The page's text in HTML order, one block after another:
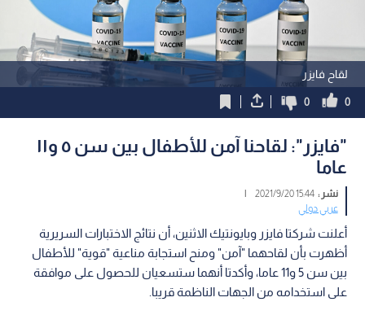
لقاح فايزر
0
0
"فايزر": لقاحنا آمن للأطفال بين سن ٥ و١١
عاما
نشر :15:44 2021/9/20
|
عربي دولي
أعلنت شركتا فايزر وبايونتيك الاثنين، أن نتائج الاختبارات السريرية
أظهرت بأن لقاحهما "آمن" ومنح استجابة مناعية "قوية" للأطفال
بين سن 5 و11 عاما، وأكدتا أنهما ستسعيان للحصول على موافقة
على استخدامه من الجهات الناظمة قريبا.